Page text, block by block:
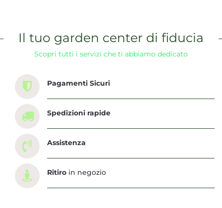
Il tuo garden center di fiducia
Scopri tutti i servizi che ti abbiamo dedicato
Pagamenti Sicuri
Spedizioni rapide
Assistenza
Ritiro in negozio